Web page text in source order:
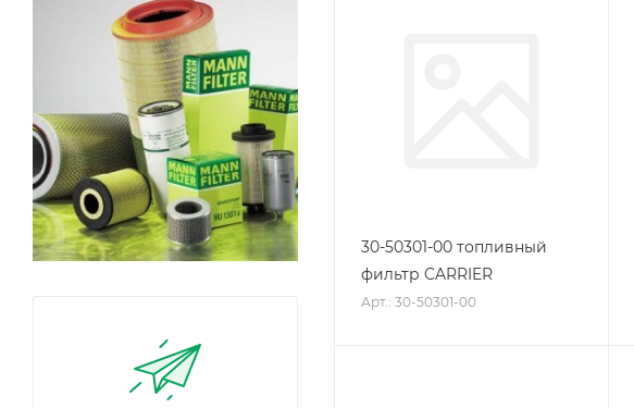
30-50301-00 топливный
фильтр CARRIER
Арт.: 30-50301-00